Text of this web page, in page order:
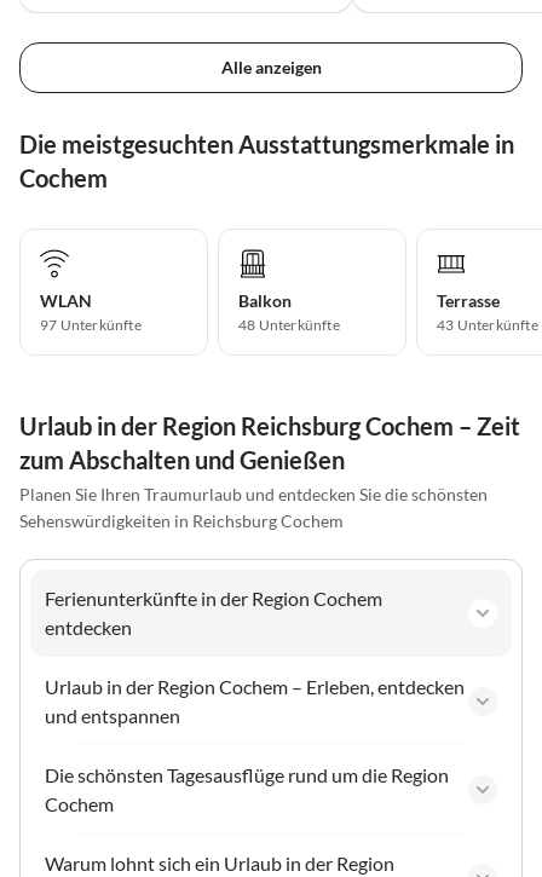
Alle anzeigen
Die meistgesuchten Ausstattungsmerkmale in
Cochem
WLAN
97 Unterkünfte
Balkon
48 Unterkünfte
Terrasse
43 Unterkünfte
Urlaub in der Region Reichsburg Cochem – Zeit
zum Abschalten und Genießen
Planen Sie Ihren Traumurlaub und entdecken Sie die schönsten
Sehenswürdigkeiten in Reichsburg Cochem
Ferienunterkünfte in der Region Cochem
entdecken
Urlaub in der Region Cochem – Erleben, entdecken
und entspannen
Die schönsten Tagesausflüge rund um die Region
Cochem
Warum lohnt sich ein Urlaub in der Region